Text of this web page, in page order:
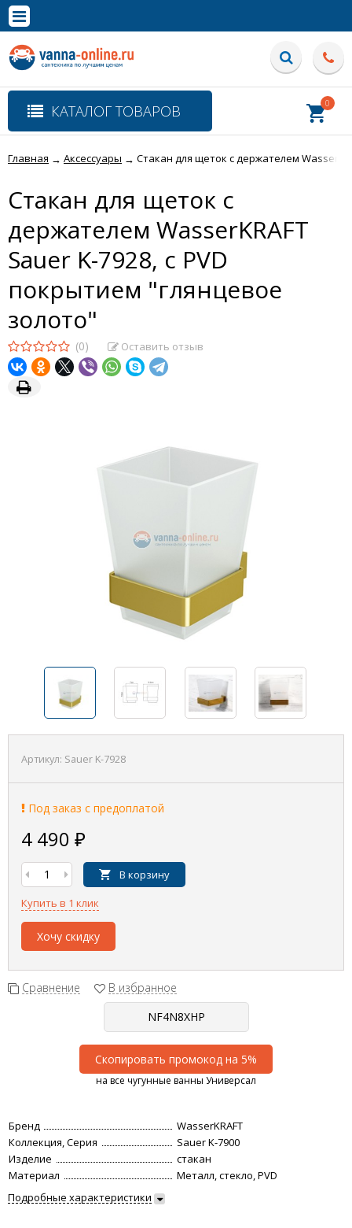
Полная версия сайта
КАТАЛОГ ТОВАРОВ 0
Главная → Аксессуары → Стакан для щеток с держателем
Стакан для щеток с
держателем WasserKRAFT
Sauer K-7928, с PVD
покрытием "глянцевое
золото"
(0) Оставить отзыв
Артикул: Sauer K-7928
Под заказ с предоплатой
4 490 ₽
В корзину
Купить в 1 клик
Хочу скидку
Сравнение В избранное
Скопировать промокод на 5%
на все чугунные ванны Универсал
Бренд
WasserKRAFT
Коллекция, Серия
Sauer K-7900
Изделие
стакан
Материал
Металл, стекло, PVD
Подробные характеристики